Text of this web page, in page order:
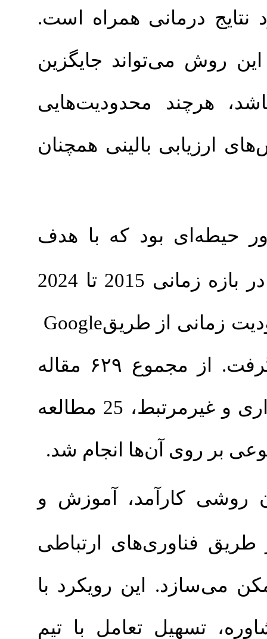
همراه است.
جایگزین
محدودیت‌هایی
بالینی همچنان
بود که با هدف
بررسی کاربردهای تله‌انکولوژی دهانی در بازه زمانی 2015 تا 2024
از طریق Google
صورت گرفت. از مجموع ۶۲۹ مقاله
شناسایی‌شده، پس از حذف موارد تکراری و غیرمرتبط، 25 مطالعه
آن‌ها انجام شد
آموزش و
ارتباطی
این رویکرد با
تعامل با تیم